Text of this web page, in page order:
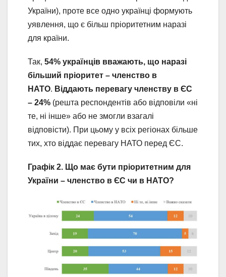
України), проте все одно українці формують
уявлення, що є більш пріоритетним наразі
для країни.
Так, 54% українців вважають, що наразі
більший пріоритет – членство в
НАТО. Віддають перевагу членству в ЄС
– 24% (решта респондентів або відповіли «ні
те, ні інше» або не змогли взагалі
відповісти). При цьому у всіх регіонах більше
тих, хто віддає перевагу НАТО перед ЄС.
Графік 2. Що має бути пріоритетним для
України – членство в ЄС чи в НАТО?